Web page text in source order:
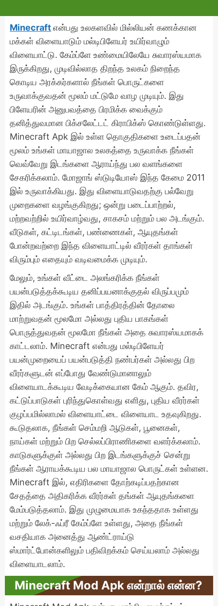
Minecraftஎன்பது உலகளவில் மில்லியன் கணக்கான
மக்கள் விளையாடும் மல்டிபிளேயர் உயிர்வாழும்
விளையாட்டு. கேம்ப்ளே உண்மையிலேயே சுவாரஸ்யமாக
இருக்கிறது, முடிவில்லாத திறந்த உலகம் நிறைந்த
கொடிய அரக்கர்களால் நீங்கள் பொருட்களை
உருவாக்குவதன் மூலம் மட்டுமே வாழ முடியும். இது
பிளேயரின் அனுபவத்தை பிரமிக்க வைக்கும்
தனித்துவமான பிக்சலேட்டட் கிராபிக்ஸ் கொண்டுள்ளது.
Minecraft Apk இல் உள்ள தொகுதிகளை உடைப்பதன்
மூலம் உங்கள் மாயாஜால உலகத்தை உருவாக்க நீங்கள்
வெவ்வேறு இடங்களை ஆராய்ந்து பல வளங்களை
சேகரிக்கலாம். மோஜாங் ஸ்டுடியோஸ் இந்த கேமை 2011
இல் உருவாக்கியது. இது விளையாடுவதற்கு பல்வேறு
முறைகளை வழங்குகிறது; ஒன்று படைப்பாற்றல்,
மற்றவற்றில் உயிர்வாழ்வது, சாகசம் மற்றும் பல அடங்கும்.
வீடுகள், கட்டிடங்கள், பண்ணைகள், ஆயுதங்கள்
போன்றவற்றை இந்த விளையாட்டில் வீரர்கள் தாங்கள்
விரும்பும் எதையும் வடிவமைக்க முடியும்.
மேலும், உங்கள் வீட்டை அலங்கரிக்க நீங்கள்
பயன்படுத்தக்கூடிய தனிப்பயனாக்குதல் விருப்பமும்
இதில் அடங்கும். உங்கள் பாத்திரத்தின் தோலை
மாற்றுவதன் மூலமோ அல்லது புதிய பாகங்கள்
பொருத்துவதன் மூலமோ நீங்கள் அதை சுவாரஸ்யமாகக்
காட்டலாம். Minecraft என்பது மல்டிபிளேயர்
பயன்முறையைப் பயன்படுத்தி நண்பர்கள் அல்லது பிற
வீரர்களுடன் எப்போது வேண்டுமானாலும்
விளையாடக்கூடிய வேடிக்கையான கேம் ஆகும். தவிர,
கட்டுப்பாடுகள் புரிந்துகொள்வது எளிது, புதிய வீரர்கள்
குழப்பமில்லாமல் விளையாட்டை விளையாட உதவுகிறது.
கூடுதலாக, நீங்கள் செம்மறி ஆடுகள், பூனைகள்,
நாய்கள் மற்றும் பிற செல்லப்பிராணிகளை வளர்க்கலாம்.
காடுகளுக்குள் அல்லது பிற இடங்களுக்குச் சென்று
நீங்கள் ஆராயக்கூடிய பல மாயாஜால பொருட்கள் உள்ளன.
Minecraft இல், எதிரிகளை தோற்கடிப்பதற்கான
சேதத்தை அதிகரிக்க வீரர்கள் தங்கள் ஆயுதங்களை
மேம்படுத்தலாம். இது முழுமையாக உகந்ததாக உள்ளது
மற்றும் லேக்-ஃப்ரீ கேம்ப்ளே உள்ளது, அதை நீங்கள்
வசதியாக அனைத்து ஆண்ட்ராய்டு
ஸ்மார்ட்போன்களிலும் பதிவிறக்கம் செய்யலாம் அல்லது
விளையாடலாம்.
Minecraft Mod Apk என்றால் என்ன?